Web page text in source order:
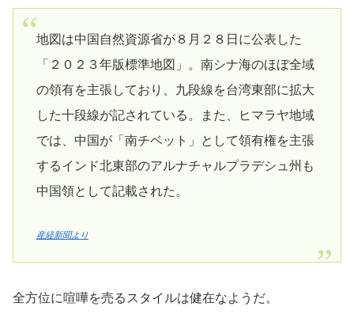
地図は中国自然資源省が８月２８日に公表した
「２０２３年版標準地図」。南シナ海のほぼ全域
の領有を主張しており、九段線を台湾東部に拡大
した十段線が記されている。また、ヒマラヤ地域
では、中国が「南チベット」として領有権を主張
するインド北東部のアルナチャルプラデシュ州も
中国領として記載された。
産経新聞より
全方位に喧嘩を売るスタイルは健在なようだ。